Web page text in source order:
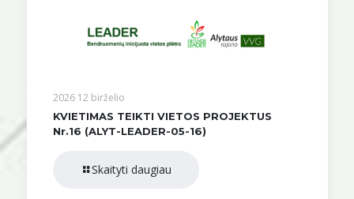
2026 12 birželio
KVIETIMAS TEIKTI VIETOS PROJEKTUS
Nr.16 (ALYT-LEADER-05-16)
Skaityti daugiau